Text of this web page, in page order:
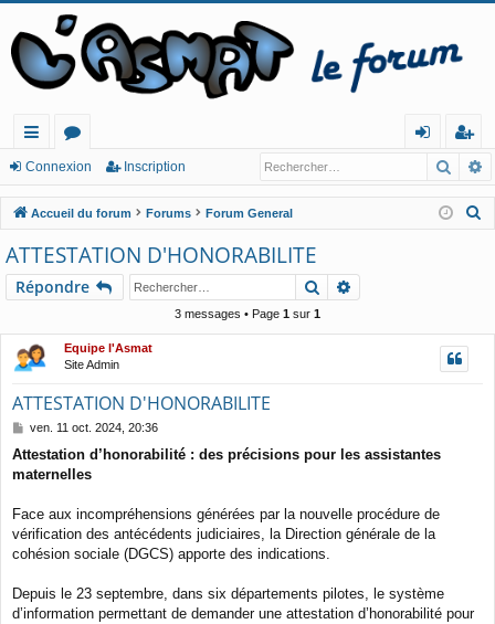
ac
co
ur
cis
or
u
m
s
n
ne
n
ns
cri
pt
Connexion Inscription
Accueil du forum Forums Forum General
r
ATTESTATION D'HONORABILITE
Répondre Rechercher
3 messages • Page 1 sur 1
Equipe l'Asmat
Site Admin
ATTESTATION D'HONORABILITE
M
s
s
g
e
ven. 11 oct. 2024, 20:36
Attestation d’honorabilité : des précisions pour les assistantes
maternelles
Face aux incompréhensions générées par la nouvelle procédure de
vérification des antécédents judiciaires, la Direction générale de la
cohésion sociale (DGCS) apporte des indications.
Depuis le 23 septembre, dans six départements pilotes, le système
d’information permettant de demander une attestation d’honorabilité pour